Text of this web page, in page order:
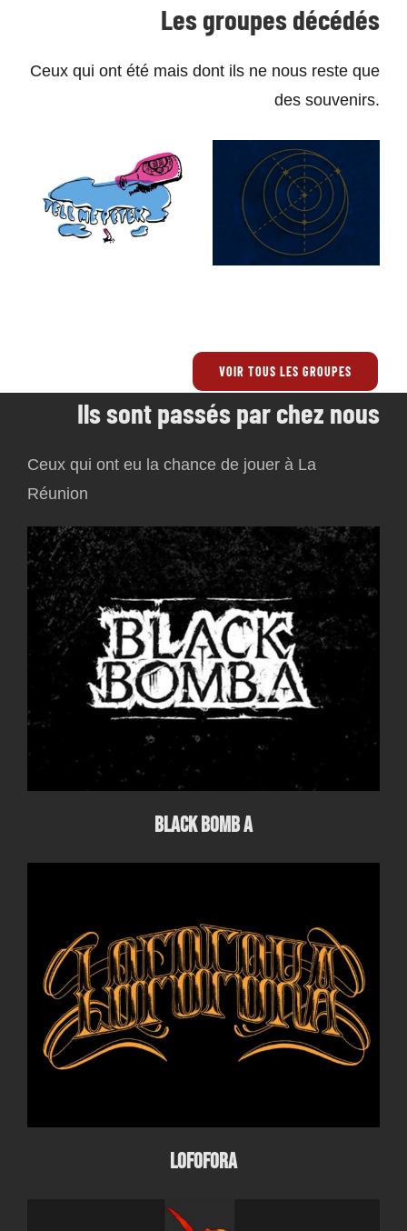
Les groupes décédés
Ceux qui ont été mais dont ils ne nous reste que
des souvenirs.
Tell me
Peter
Vacuum
road
VOIR TOUS LES GROUPES
Ils sont passés par chez nous
Ceux qui ont eu la chance de jouer à La
Réunion
Black Bomb A
Black Bomb A
Lofofora
Lofofora